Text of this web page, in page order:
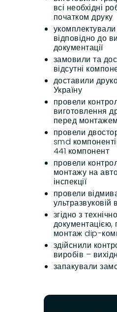
всі необхідні
початком друку
відповідно до
документації
замовили та
відсутні
доставили
Україну
провели
виготовлення
перед монтажем
провели
smd
441 компонент
провели
монтажу на
інспекції
провели
ультразвуковій
згідно з
документацією,
монтаж dip-
здійснили
виробів –
запакували